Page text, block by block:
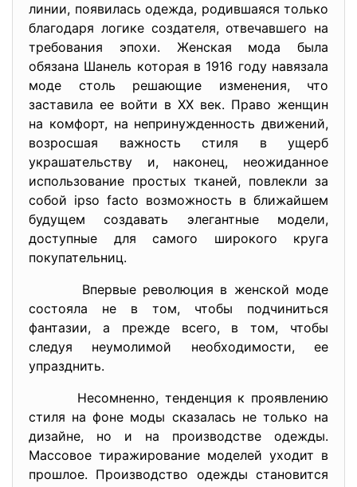
линии, появилась одежда, родившаяся только
благодаря логике создателя, отвечавшего на
требования эпохи. Женская мода была
обязана Шанель которая в 1916 году навязала
моде столь решающие изменения, что
заставила ее войти в XX век. Право женщин
на комфорт, на непринужденность движений,
возросшая важность стиля в ущерб
украшательству и, наконец, неожиданное
использование простых тканей, повлекли за
собой ipso facto возможность в ближайшем
будущем создавать элегантные модели,
доступные для самого широкого круга
покупательниц.
Впервые революция в женской моде
состояла не в том, чтобы подчиниться
фантазии, а прежде всего, в том, чтобы
следуя неумолимой необходимости, ее
упразднить.
Несомненно, тенденция к проявлению
стиля на фоне моды сказалась не только на
дизайне, но и на производстве одежды.
Массовое тиражирование моделей уходит в
прошлое. Производство одежды становится